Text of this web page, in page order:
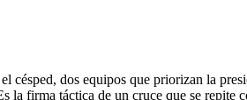
dos equipos que priorizan la
la firma táctica de un cruce que se repite